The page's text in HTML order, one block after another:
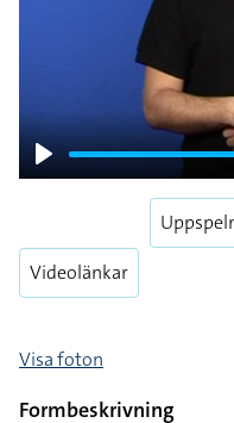
Play
Videolänkar
Visa foton
Formbeskrivning